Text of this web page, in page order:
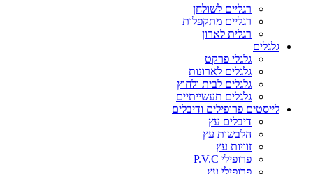
רגליים לשולחן
רגליים מתקפלות
רגלית לארון
גלגלים
גלגלי פרקט
גלגלים לארונות
גלגלים לבית ולחוץ
גלגלים תעשייתיים
לייסטים פרופילים ודיבלים
דיבלים עץ
הלבשות עץ
זוויות עץ
פרופילי P.V.C
פרופילי עץ